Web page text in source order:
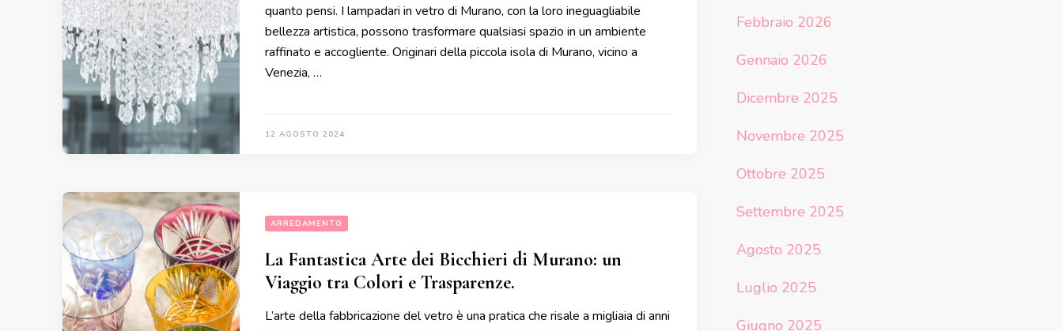
quanto pensi. I lampadari in vetro di Murano, con la loro ineguagliabile
bellezza artistica, possono trasformare qualsiasi spazio in un ambiente
raffinato e accogliente. Originari della piccola isola di Murano, vicino a
Venezia, …
12 AGOSTO 2024
ARREDAMENTO
La Fantastica Arte dei Bicchieri di Murano: un
Viaggio tra Colori e Trasparenze.
L’arte della fabbricazione del vetro è una pratica che risale a migliaia di anni
Febbraio 2026
Gennaio 2026
Dicembre 2025
Novembre 2025
Ottobre 2025
Settembre 2025
Agosto 2025
Luglio 2025
Giugno 2025